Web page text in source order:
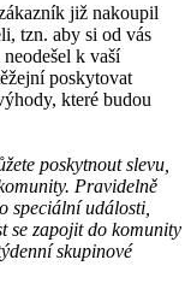
již nakoupil
tzn. aby si od vás
k vaší
poskytovat
které budou
poskytnout slevu,
Pravidelně
speciální události,
se zapojit do komunity
skupinové